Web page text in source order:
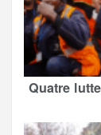
Quatre